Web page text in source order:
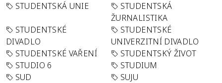
STUDENTSKÁ UNIE
STUDENTSKÁ
ŽURNALISTIKA
STUDENTSKÉ
DIVADLO
STUDENTSKÉ
UNIVERZITNÍ DIVADLO
STUDENTSKÉ VAŘENÍ
STUDENTSKÝ ŽIVOT
STUDIO 6
STUDIUM
SUD
SUJU